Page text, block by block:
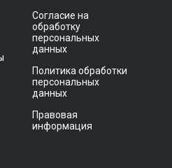
Согласие на
обработку
персональных
данных
Политика обработки
персональных
данных
Правовая
информация